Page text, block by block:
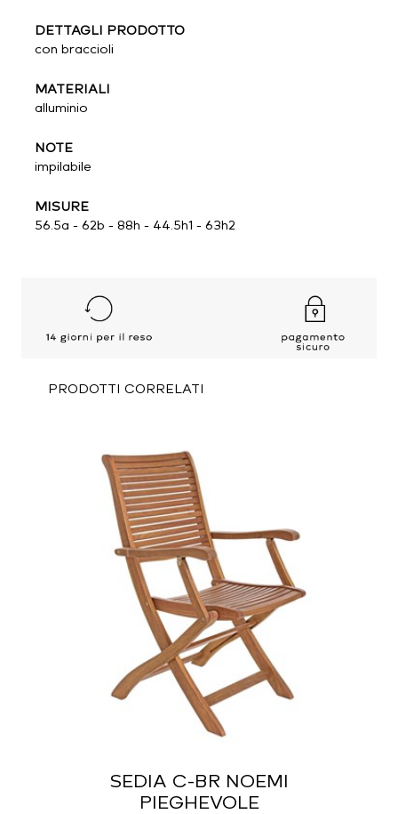
DETTAGLI PRODOTTO
con braccioli
MATERIALI
alluminio
NOTE
impilabile
MISURE
56.5a - 62b - 88h - 44.5h1 - 63h2
PRODOTTI CORRELATI
SEDIA C-BR NOEMI
PIEGHEVOLE